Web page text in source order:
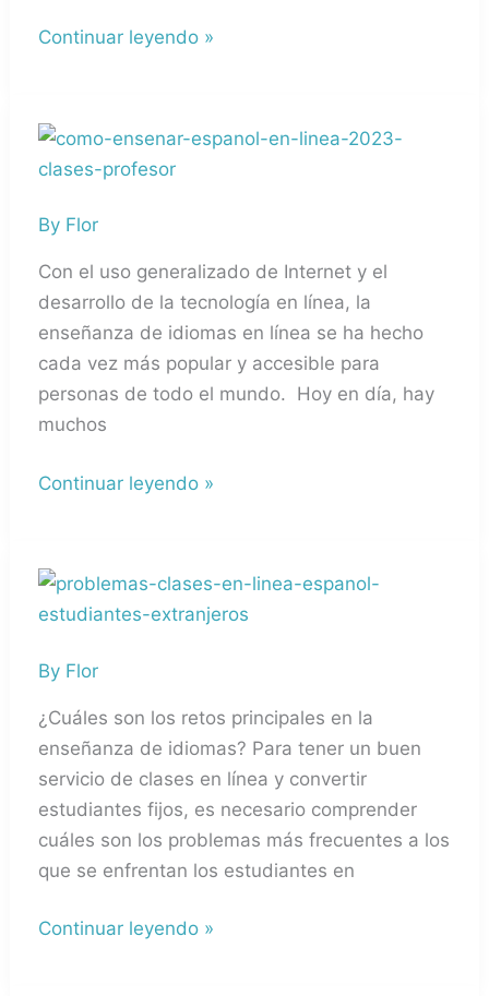
en
Continuar leyendo »
By Flor
Con el uso generalizado de Internet y el
desarrollo de la tecnología en línea, la
enseñanza de idiomas en línea se ha hecho
cada vez más popular y accesible para
personas de todo el mundo. Hoy en día, hay
muchos
¿Cómo
es
clase
de
español
línea
Continuar leyendo »
By Flor
¿Cuáles son los retos principales en la
enseñanza de idiomas? Para tener un buen
servicio de clases en línea y convertir
estudiantes fijos, es necesario comprender
cuáles son los problemas más frecuentes a los
que se enfrentan los estudiantes en
Problemas
frecuentes
las
clases
virtuales
Continuar leyendo »